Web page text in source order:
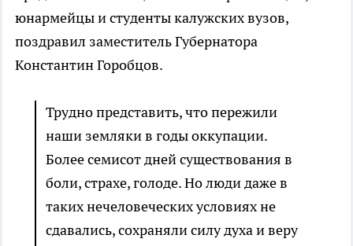
юнармейцы и студенты калужских вузов,
поздравил заместитель Губернатора
Константин Горобцов.
Трудно представить, что пережили
наши земляки в годы оккупации.
Более семисот дней существования в
боли, страхе, голоде. Но люди даже в
таких нечеловеческих условиях не
сдавались, сохраняли силу духа и веру